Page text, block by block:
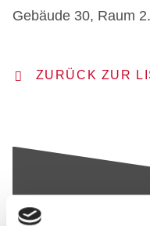
Gebäude 30, Raum
ZURÜCK ZUR